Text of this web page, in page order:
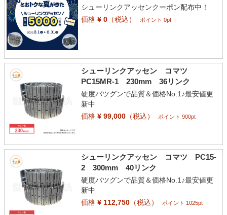
シューリンクアッセンクーポン配布中！
価格¥ 0（税込） ポイント 0pt
シューリンクアッセン コマツ
PC15MR-1 230mm 36リンク
硬度バツグンで品質＆価格No.1♪最安値更
新中
価格¥ 99,000（税込） ポイント 900pt
シューリンクアッセン コマツ PC15-
2 300mm 40リンク
硬度バツグンで品質＆価格No.1♪最安値更
新中
価格¥ 112,750（税込） ポイント 1025pt